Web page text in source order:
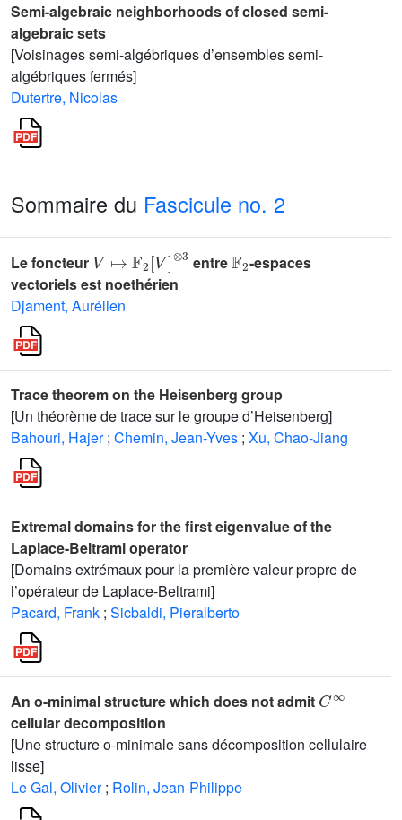
Semi-algebraic neighborhoods of closed semi-
algebraic sets
[Voisinages semi-algébriques d’ensembles semi-
algébriques fermés]
Dutertre, Nicolas
Sommaire du Fascicule no. 2
Le foncteur
V ⊗3
entre
-espaces
vectoriels est noethérien
Djament, Aurélien
Trace theorem on the Heisenberg group
[Un théorème de trace sur le groupe d’Heisenberg]
Bahouri, Hajer ; Chemin, Jean-Yves ; Xu, Chao-Jiang
Extremal domains for the first eigenvalue of the
Laplace-Beltrami operator
[Domains extrémaux pour la première valeur propre de
l’opérateur de Laplace-Beltrami]
Pacard, Frank ; Sicbaldi, Pieralberto
An o-minimal structure which does not admit
cellular decomposition
[Une structure o-minimale sans décomposition cellulaire
lisse]
Le Gal, Olivier ; Rolin, Jean-Philippe